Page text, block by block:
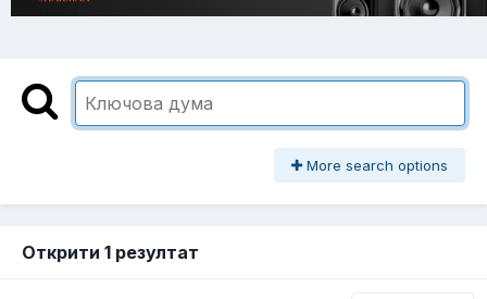
More search options
Открити 1 резултат